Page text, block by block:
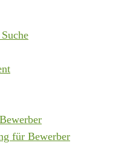
für Bewerber